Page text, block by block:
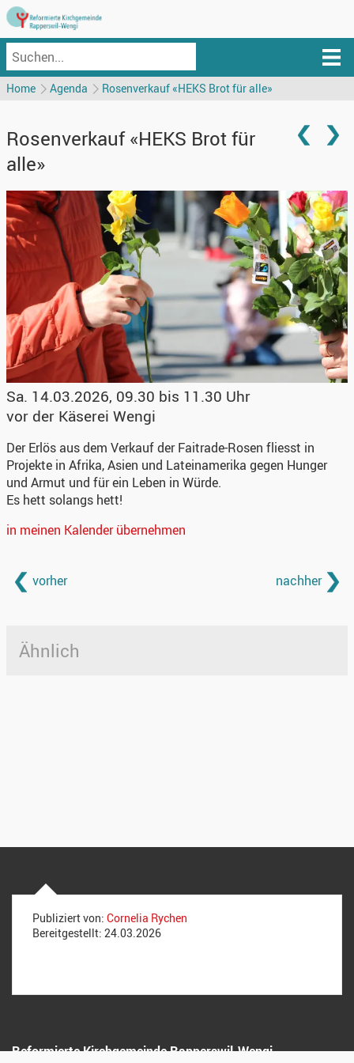
Home Agenda Rosenverkauf «HEKS Brot für alle»
Rosenverkauf «HEKS Brot für
alle»
Sa. 14.03.2026, 09.30 bis 11.30 Uhr
vor der Käserei Wengi
Der Erlös aus dem Verkauf der Faitrade-Rosen fliesst in
Projekte in Afrika, Asien und Lateinamerika gegen Hunger
und Armut und für ein Leben in Würde.
Es hett solangs hett!
in meinen Kalender übernehmen
vorher nachher
Ähnlich
Reformierte Kirchgemeinde Rapperswil-Wengi
Publiziert von: Cornelia Rychen
Bereitgestellt: 24.03.2026